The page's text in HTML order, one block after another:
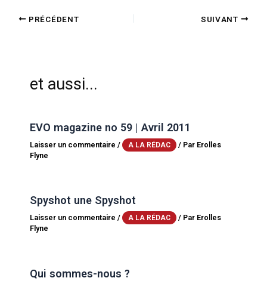
PRÉCÉDENT SUIVANT
et aussi...
EVO magazine no 59 | Avril 2011
Laisser un commentaire / A LA RÉDAC / Par Erolles
Flyne
Spyshot une Spyshot
Laisser un commentaire / A LA RÉDAC / Par Erolles
Flyne
Qui sommes-nous ?